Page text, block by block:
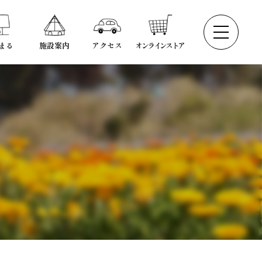
る 施設案内 アクセス オンラインストア